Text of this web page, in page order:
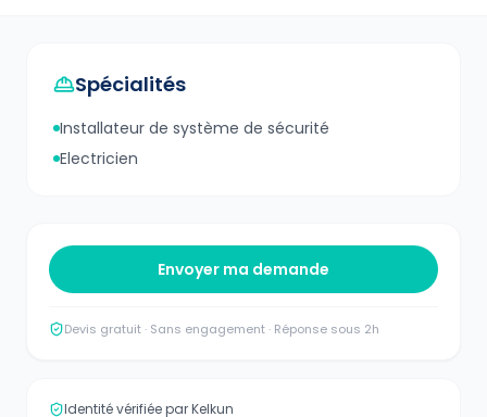
Spécialités
Installateur de système de sécurité
Electricien
Envoyer ma demande
Devis gratuit · Sans engagement · Réponse sous 2h
Identité vérifiée par Kelkun